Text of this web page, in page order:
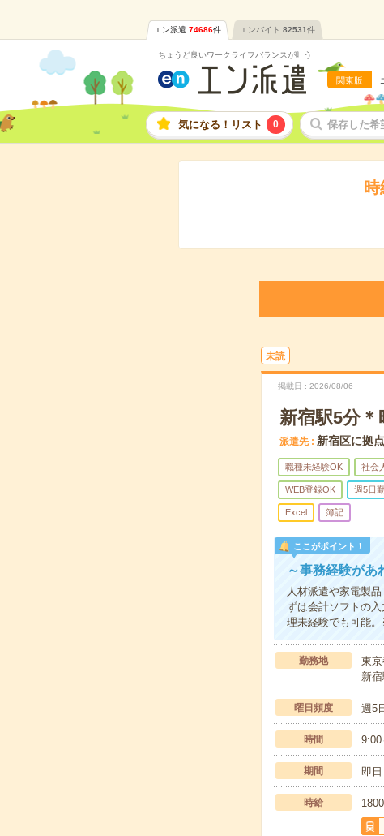
エン派遣 74686件 エンバイト 82531件
ちょうど良いワークライフバランスが叶う
関東版
気になる！リスト 0 保存した希
未読
掲載日 2026/08/06
新宿駅5分
派遣先 新宿区に拠
職種未経験OK 社会
WEB登録OK 週5日
Excel 簿記
ここがポイント！
～事務経験があ
人材派遣や家電製
ずは会計ソフトの
理未経験でも可能
勤務地
東
新
曜日頻度 週5
時間
期間 即
時給